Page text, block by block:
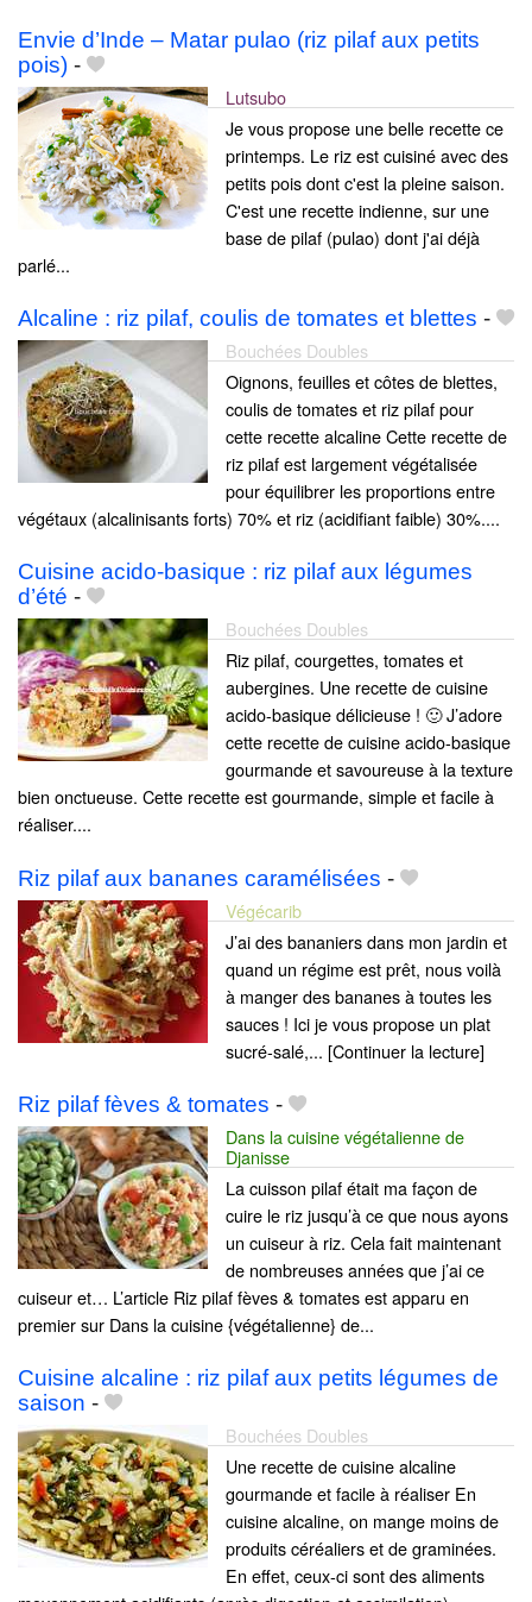
Envie d’Inde – Matar pulao (riz pilaf aux petits
pois) -
Lutsubo
Je vous propose une belle recette ce
printemps. Le riz est cuisiné avec des
petits pois dont c'est la pleine saison.
C'est une recette indienne, sur une
base de pilaf (pulao) dont j'ai déjà
parlé...
Alcaline : riz pilaf, coulis de tomates et blettes -
Bouchées Doubles
Oignons, feuilles et côtes de blettes,
coulis de tomates et riz pilaf pour
cette recette alcaline Cette recette de
riz pilaf est largement végétalisée
pour équilibrer les proportions entre
végétaux (alcalinisants forts) 70% et riz (acidifiant faible) 30%....
Cuisine acido-basique : riz pilaf aux légumes
d’été -
Bouchées Doubles
Riz pilaf, courgettes, tomates et
aubergines. Une recette de cuisine
acido-basique délicieuse ! 🙂 J’adore
cette recette de cuisine acido-basique
gourmande et savoureuse à la texture
bien onctueuse. Cette recette est gourmande, simple et facile à
réaliser....
Riz pilaf aux bananes caramélisées -
Végécarib
J’ai des bananiers dans mon jardin et
quand un régime est prêt, nous voilà
à manger des bananes à toutes les
sauces ! Ici je vous propose un plat
sucré-salé,... [Continuer la lecture]
Riz pilaf fèves & tomates -
Dans la cuisine végétalienne de
Djanisse
La cuisson pilaf était ma façon de
cuire le riz jusqu’à ce que nous ayons
un cuiseur à riz. Cela fait maintenant
de nombreuses années que j’ai ce
cuiseur et… L’article Riz pilaf fèves & tomates est apparu en
premier sur Dans la cuisine {végétalienne} de...
Cuisine alcaline : riz pilaf aux petits légumes de
saison -
Bouchées Doubles
Une recette de cuisine alcaline
gourmande et facile à réaliser En
cuisine alcaline, on mange moins de
produits céréaliers et de graminées.
En effet, ceux-ci sont des aliments